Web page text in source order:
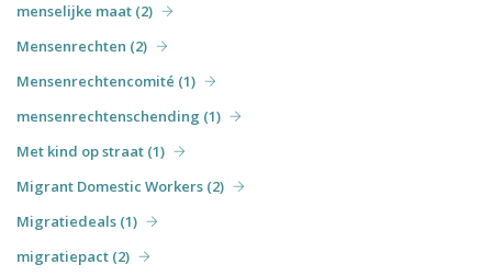
menselijke maat (2)
Mensenrechten (2)
Mensenrechtencomité (1)
mensenrechtenschending (1)
Met kind op straat (1)
Migrant Domestic Workers (2)
Migratiedeals (1)
migratiepact (2)